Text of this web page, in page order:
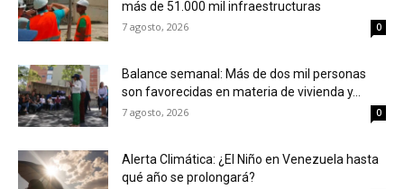
más de 51.000 mil infraestructuras
7 agosto, 2026 0
Balance semanal: Más de dos mil personas
son favorecidas en materia de vivienda y...
7 agosto, 2026 0
Alerta Climática: ¿El Niño en Venezuela hasta
qué año se prolongará?